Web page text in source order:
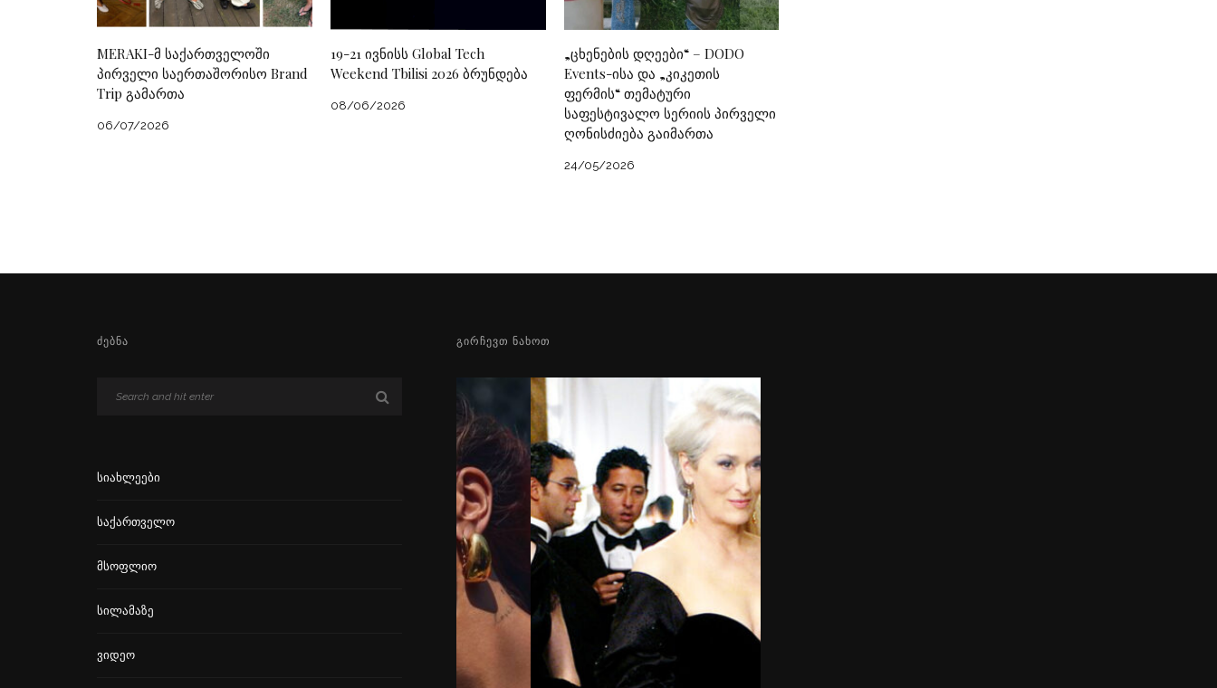
MERAKI-მ საქართველოში
პირველი საერთაშორისო Brand
Trip გამართა
06/07/2026
19-21 ივნისს Global Tech
Weekend Tbilisi 2026 ბრუნდება
08/06/2026
„ცხენების დღეები“ – DODO
Events-ისა და „კიკეთის
ფერმის“ თემატური
საფესტივალო სერიის პირველი
ღონისძიება გაიმართა
24/05/2026
ᲫᲔᲑᲜᲐ
Სიახლეები
Საქართველო
Მსოფლიო
Სილამაზე
Ვიდეო
ᲒᲘᲠᲩᲔᲕᲗ ᲜᲐᲮᲝᲗ